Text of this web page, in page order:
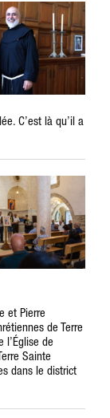
C’est là qu’il a
et Pierre
de Terre
l’Église de
Sainte
dans le district